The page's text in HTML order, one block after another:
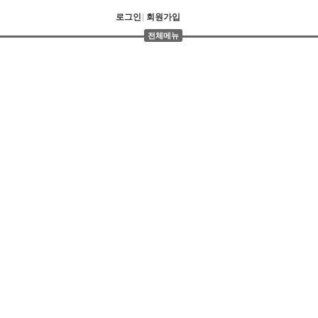
로그인 회원가입
전체메뉴